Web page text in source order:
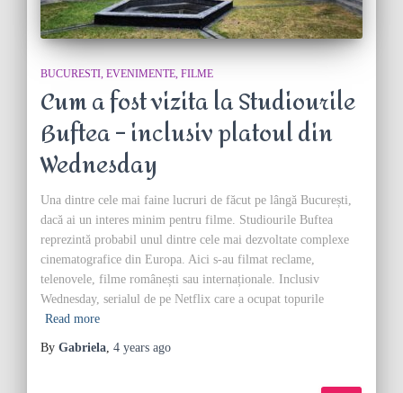
BUCURESTI EVENIMENTE FILME
Cum a fost vizita la Studiourile
Buftea – inclusiv platoul din
Wednesday
Una dintre cele mai faine lucruri de făcut pe lângă București,
dacă ai un interes minim pentru filme. Studiourile Buftea
reprezintă probabil unul dintre cele mai dezvoltate complexe
cinematografice din Europa. Aici s-au filmat reclame,
telenovele, filme românești sau internaționale. Inclusiv
Wednesday, serialul de pe Netflix care a ocupat topurile
Read more
By Gabriela, 4 years ago